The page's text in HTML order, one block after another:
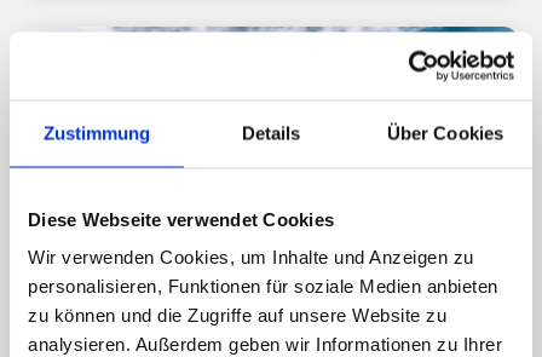
Zustimmung Details Über Cookies
Diese Webseite verwendet Cookies
Wir verwenden Cookies, um Inhalte und Anzeigen zu
personalisieren, Funktionen für soziale Medien anbieten
zu können und die Zugriffe auf unsere Website zu
analysieren. Außerdem geben wir Informationen zu Ihrer
06/2025